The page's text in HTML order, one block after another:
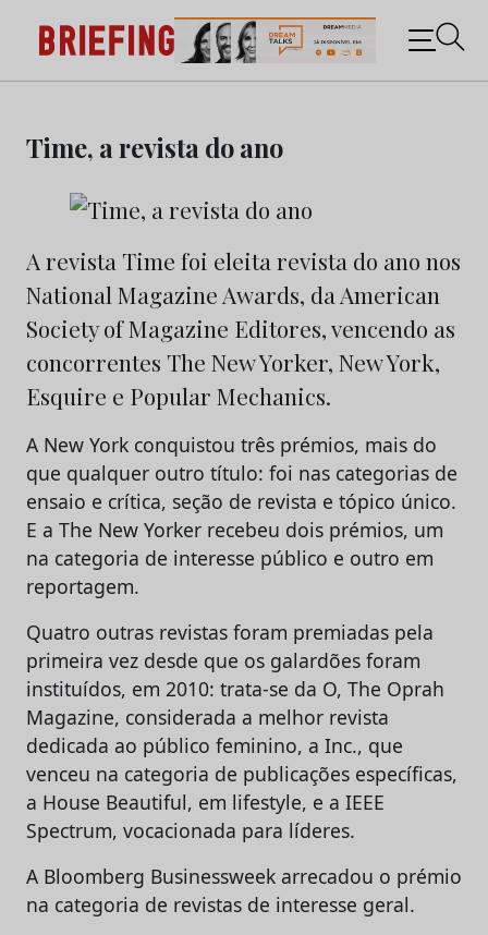
content
Briefing: Todas as notícias sobre os negócios do
Marketing e da Publicidade
Time, a revista do ano
A revista Time foi eleita revista do ano nos
National Magazine Awards, da American
Society of Magazine Editores, vencendo as
concorrentes The New Yorker, New York,
Esquire e Popular Mechanics.
A New York conquistou três prémios, mais do
que qualquer outro título: foi nas categorias de
ensaio e crítica, seção de revista e tópico único.
E a The New Yorker recebeu dois prémios, um
na categoria de interesse público e outro em
reportagem.
Quatro outras revistas foram premiadas pela
primeira vez desde que os galardões foram
instituídos, em 2010: trata-se da O, The Oprah
Magazine, considerada a melhor revista
dedicada ao público feminino, a Inc., que
venceu na categoria de publicações específicas,
a House Beautiful, em lifestyle, e a IEEE
Spectrum, vocacionada para líderes.
A Bloomberg Businessweek arrecadou o prémio
na categoria de revistas de interesse geral.